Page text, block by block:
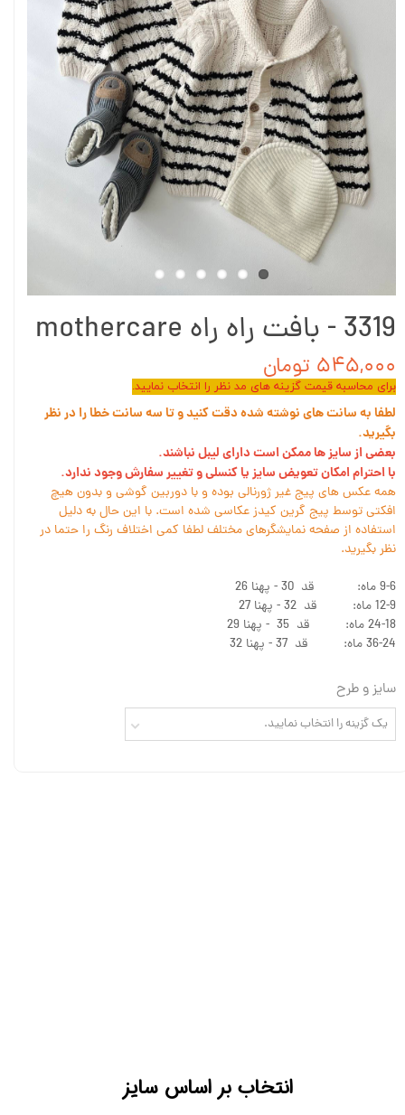
3319 - بافت راه راه mothercare
۵۴۵,۰۰۰ تومان
برای محاسبه قیمت گزینه های مد نظر را انتخاب نمایید.
لطفا به سانت های نوشته شده دقت کنید و تا سه سانت خطا را در نظر
بگیرید.
بعضی از سایز ها ممکن است دارای لیبل نباشند.
با احترام امکان تعویض سایز یا کنسلی و تغییر سفارش وجود ندارد.
همه عکس های پیج غیر ژورنالی بوده و با دوربین گوشی و بدون هیچ
افکتی توسط پیج گرین کیدز عکاسی شده است. با این حال به دلیل
استفاده از صفحه نمایشگرهای مختلف لطفا کمی اختلاف رنگ را حتما در
نظر بگیرید.
9-6 ماه: قد 30 - پهنا 26
12-9 ماه: قد 32 - پهنا 27
24-18 ماه: قد 35 - پهنا 29
36-24 ماه: قد 37 - پهنا 32
سایز و طرح
یک گزینه را انتخاب نمایید.
انتخاب بر اساس سایز